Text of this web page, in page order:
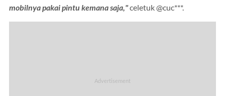
mobilnya pakai pintu kemana saja,"celetuk @cuc***.